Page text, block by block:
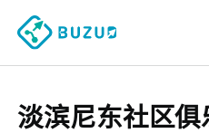
淡滨尼东社区